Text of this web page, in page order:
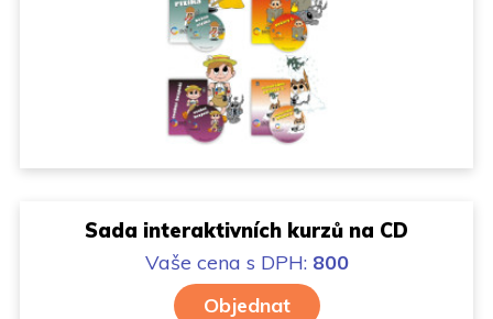
Sada interaktivních kurzů na CD
Vaše cena s DPH: 800
Objednat